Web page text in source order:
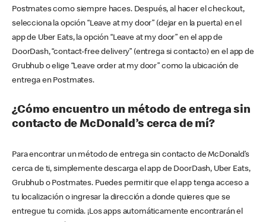
Postmates como siempre haces. Después, al hacer el checkout,
selecciona la opción “Leave at my door” (dejar en la puerta) en el
app de Uber Eats, la opción “Leave at my door” en el app de
DoorDash, “contact-free delivery” (entrega si contacto) en el app de
Grubhub o elige “Leave order at my door” como la ubicación de
entrega en Postmates.
¿Cómo encuentro un método de entrega sin
contacto de McDonald’s cerca de mí?
Para encontrar un método de entrega sin contacto de McDonald’s
cerca de ti, simplemente descarga el app de DoorDash, Uber Eats,
Grubhub o Postmates. Puedes permitir que el app tenga acceso a
tu localización o ingresar la dirección a donde quieres que se
entregue tu comida. ¡Los apps automáticamente encontrarán el